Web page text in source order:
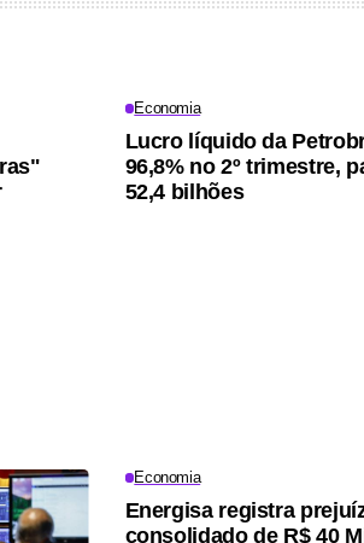
Economia
Lucro líquido da
96,8% no 2º trimestre,
52,4 bilhões
Economia
Energisa registra
consolidado de R$ 40